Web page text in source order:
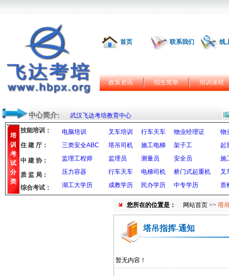
首页 联系我们 线
政策资讯 招生简章 培训课程
中心简介: 武汉飞达考培教育中心
培
训
考
试
分
类
技能培训： 电脑培训 叉车培训 行车天车 物业经理证
物
三类安全ABC
塔吊司机 施工电梯 架子工
起
监理工程师
监理员 测量员 安全员
施
压力容器
行车天车 电梯司机 桥门式起重机
叉
湖工大学历
成教学历 民办学历 中专学历 质
住 建 厅：
中 建 协：
质 监 局：
综合考试：
您所在的位置是： 网站首页 >> 塔
塔吊指挥-通知
暂无内容！